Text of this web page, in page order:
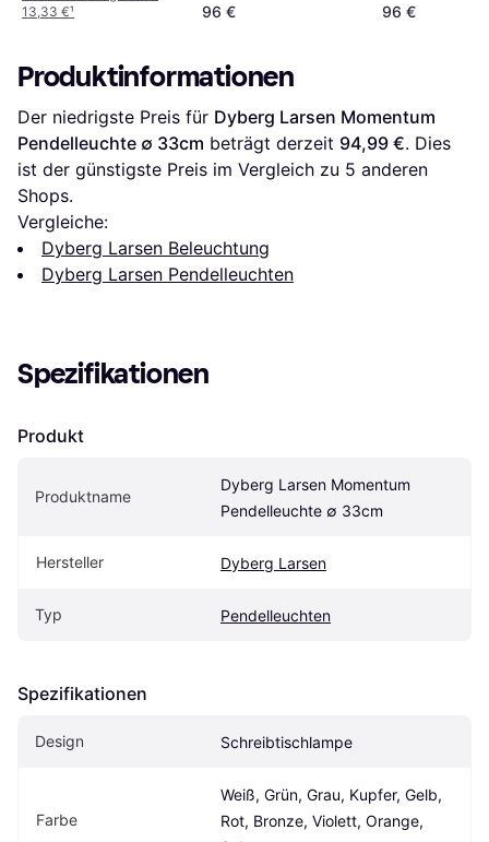
13,33 €¹ 96 € 96 €
Produktinformationen
Der niedrigste Preis für Dyberg Larsen Momentum
Pendelleuchte ∅ 33cm beträgt derzeit 94,99 €. Dies
ist der günstigste Preis im Vergleich zu 5 anderen
Shops.
Vergleiche:
Dyberg Larsen Beleuchtung
Dyberg Larsen Pendelleuchten
Spezifikationen
Produkt
Produktname
Dyberg Larsen Momentum
Pendelleuchte ∅ 33cm
Hersteller Dyberg Larsen
Typ Pendelleuchten
Spezifikationen
Design Schreibtischlampe
Farbe
Weiß, Grün, Grau, Kupfer, Gelb,
Rot, Bronze, Violett, Orange,